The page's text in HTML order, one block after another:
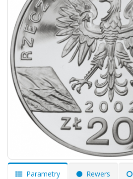
Parametry Rewers